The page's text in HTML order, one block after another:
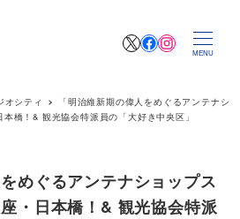
XFacebook
MENU
オシティ
「明治維新期の偉人をめぐるアンテナシ
橋！& 観光協会特派員の「大好き中央区」
めぐるアンテナショップス
・日本橋！& 観光協会特派